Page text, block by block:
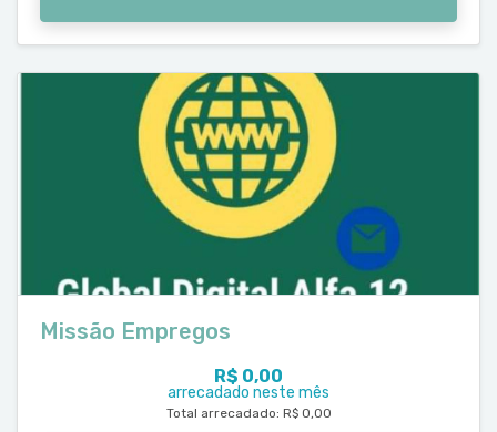
Missão Empregos
R$ 0,00
arrecadado neste mês
Total arrecadado: R$ 0,00